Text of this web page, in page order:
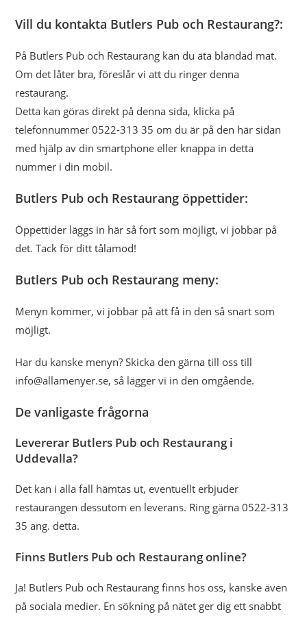
Vill du kontakta Butlers Pub och Restaurang?:
På Butlers Pub och Restaurang kan du äta blandad mat.
Om det låter bra, föreslår vi att du ringer denna
restaurang.
Detta kan göras direkt på denna sida, klicka på
telefonnummer 0522-313 35 om du är på den här sidan
med hjälp av din smartphone eller knappa in detta
nummer i din mobil.
Butlers Pub och Restaurang öppettider:
Öppettider läggs in här så fort som möjligt, vi jobbar på
det. Tack för ditt tålamod!
Butlers Pub och Restaurang meny:
Menyn kommer, vi jobbar på att få in den så snart som
möjligt.
Har du kanske menyn? Skicka den gärna till oss till
info@allamenyer.se, så lägger vi in den omgående.
De vanligaste frågorna
Levererar Butlers Pub och Restaurang i
Uddevalla?
Det kan i alla fall hämtas ut, eventuellt erbjuder
restaurangen dessutom en leverans. Ring gärna 0522-313
35 ang. detta.
Finns Butlers Pub och Restaurang online?
Ja! Butlers Pub och Restaurang finns hos oss, kanske även
på sociala medier. En sökning på nätet ger dig ett snabbt